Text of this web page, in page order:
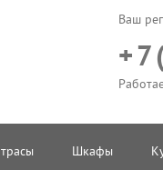
Ваш
+ 7
Шкафы